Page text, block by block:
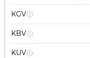
KGV
KBV
KUV